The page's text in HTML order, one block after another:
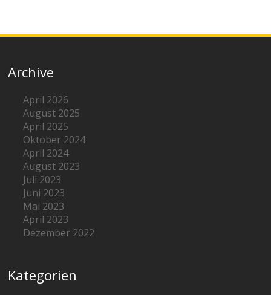
Archive
April 2026
August 2025
April 2025
Oktober 2024
April 2024
August 2023
Juli 2023
Juni 2023
Mai 2023
April 2023
Dezember 2022
Kategorien